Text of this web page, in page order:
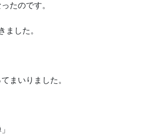
たのです。
ました。
まいりました。